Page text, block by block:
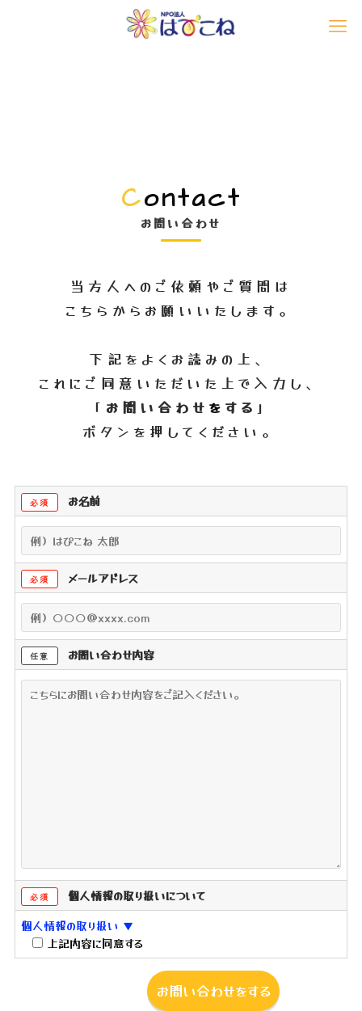
Contact
お問い合わせ
当方人へのご依頼やご質問は
こちらからお願いいたします。
下記をよくお読みの上、
これにご同意いただいた上で入力し、
「 お問い合わせ を する 」
ボタンを押してください。
必須 お名前
必須 メールアドレス
任意 お問い合わせ内容
必須
個人情報の取り扱いについて
個人情報の取り扱い ▼
上記内容に同意する